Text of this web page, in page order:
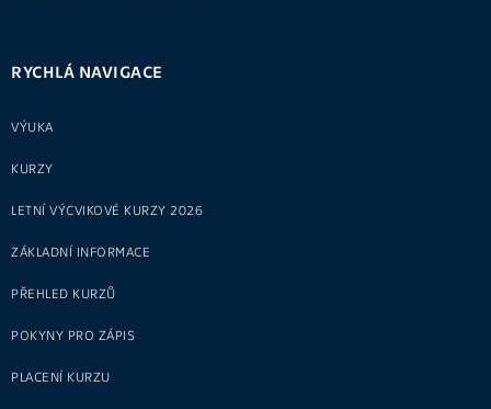
RYCHLÁ NAVIGACE
VÝUKA
KURZY
LETNÍ VÝCVIKOVÉ KURZY 2026
ZÁKLADNÍ INFORMACE
PŘEHLED KURZŮ
POKYNY PRO ZÁPIS
PLACENÍ KURZU